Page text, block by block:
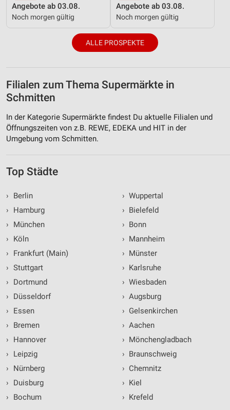
Angebote ab 03.08.
Noch morgen gültig
Angebote ab 03.08.
Noch morgen gültig
ALLE PROSPEKTE
Filialen zum Thema Supermärkte in
Schmitten
In der Kategorie Supermärkte findest Du aktuelle Filialen und
Öffnungszeiten von z.B. REWE, EDEKA und HIT in der
Umgebung vom Schmitten.
Top Städte
›
Berlin
›
Hamburg
›
München
›
Köln
›
Frankfurt (Main)
› Stuttgart
›
Dortmund
›
Düsseldorf
›
Essen
›
Bremen
›
Hannover
›
Leipzig
›
Nürnberg
›
Duisburg
›
Bochum
› Wuppertal
› Bielefeld
› Bonn
› Mannheim
› Münster
› Karlsruhe
› Wiesbaden
› Augsburg
› Gelsenkirchen
› Aachen
› Mönchengladbach
› Braunschweig
› Chemnitz
› Kiel
› Krefeld